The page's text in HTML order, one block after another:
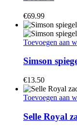
€69.99
Toevoegen aan
Simson
€13.50
Toevoegen aan
Selle Royal